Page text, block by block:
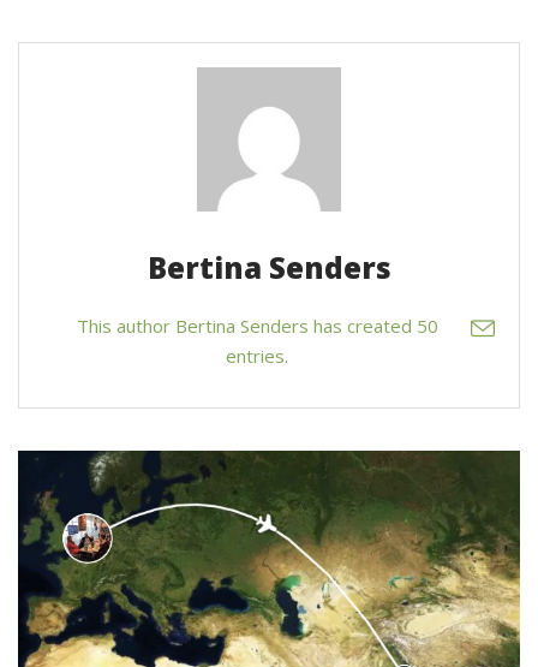
Bertina Senders
This author Bertina Senders has created 50
entries.